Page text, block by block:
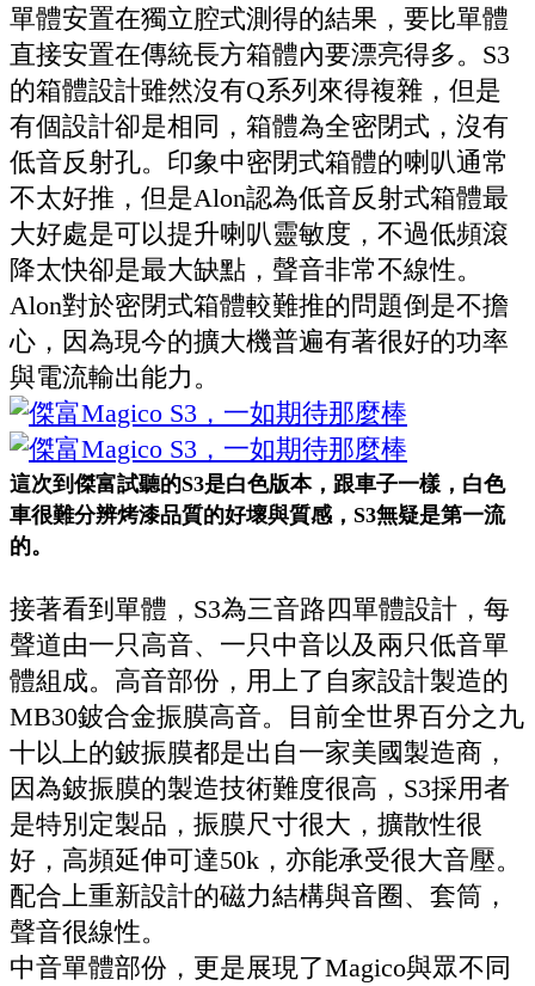
單體安置在獨立腔式測得的結果，要比單體
直接安置在傳統長方箱體內要漂亮得多。 S3
的箱體設計雖然沒有Q系列來得複雜，但是
有個設計卻是相同，箱體為全密閉式，沒有
低音反射孔。印象中密閉式箱體的喇叭通常
不太好推，但是Alon認為低音反射式箱體最
大好處是可以提升喇叭靈敏度，不過低頻滾
降太快卻是最大缺點，聲音非常不線性。
Alon對於密閉式箱體較難推的問題倒是不擔
心，因為現今的擴大機普遍有著很好的功率
與電流輸出能力。
這次到傑富試聽的S3是白色版本，跟車子一樣，白色
車很難分辨烤漆品質的好壞與質感，S3無疑是第一流
的。
接著看到單體， S3為三音路四單體設計，每
聲道由一只高音、 一只中音以及兩只低音單
體組成。高音部份，用上了自家設計製造的
MB30鈹合金振膜高音。目前全世界百分之九
十以上的鈹振膜都是出自一家美國製造商，
因為鈹振膜的製造技術難度很高， S3採用者
是特別定製品，振膜尺寸很大，擴散性很
好，高頻延伸可達50k ，亦能承受很大音壓。
配合上重新設計的磁力結構與音圈、套筒，
聲音很線性。
中音單體部份，更是展現了Magico與眾不同